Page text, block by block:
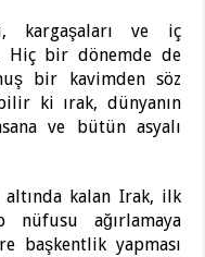
kargaşaları ve iç
bir dönemde de
bir kavimden söz
ki ırak, dünyanın
ve bütün asyalı
kalan Irak, ilk
ağırlamaya
başkentlik yapması